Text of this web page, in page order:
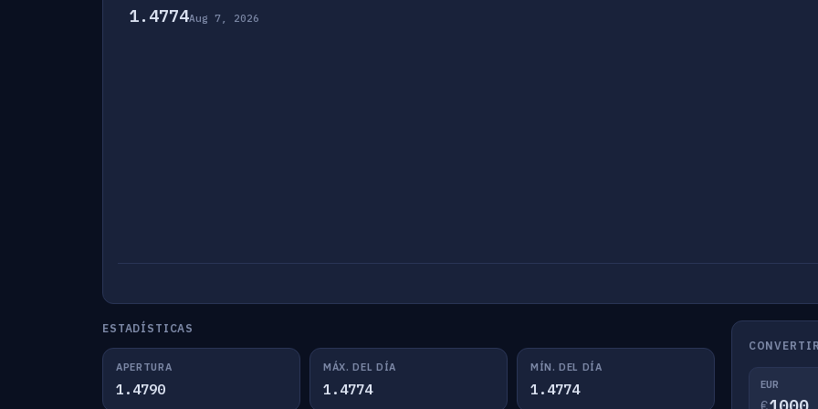
1.4774Aug 7, 2026
ESTADÍSTICAS
APERTURA
1.4790
MÁX. DEL DÍA
1.4774
MÍN. DEL DÍA
1.4774 EUR
€